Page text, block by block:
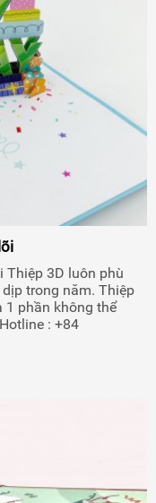
3D luôn phù
trong năm. Thiệp
1 phần không thể
: +84